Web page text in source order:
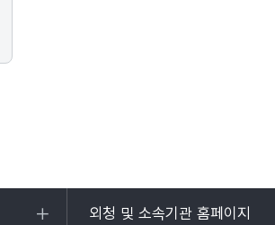
수
외청 및 소속기관 홈페이지